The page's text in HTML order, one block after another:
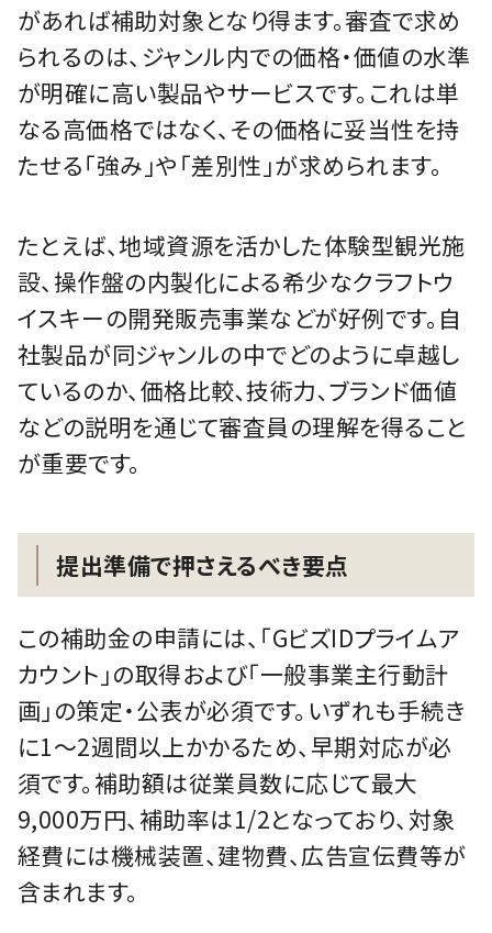
があれば補助対象となり得ます。審査で求め
られるのは、ジャンル内での価格・価値の水準
が明確に高い製品やサービスです。これは単
なる高価格ではなく、その価格に妥当性を持
たせる「強み」や「差別性」が求められます。
たとえば、地域資源を活かした体験型観光施
設、操作盤の内製化による希少なクラフトウ
イスキーの開発販売事業などが好例です。自
社製品が同ジャンルの中でどのように卓越し
ているのか、価格比較､技術力､ブランド価値
などの説明を通じて審査員の理解を得ること
が重要です。
提出準備で押さえるべき要点
この補助金の申請には、「GビズIDプライムア
カウント」の取得および「一般事業主行動計
画」の策定・公表が必須です。いずれも手続き
に1～2週間以上かかるため、早期対応が必
須です。補助額は従業員数に応じて最大
9,000万円、補助率は1/2となっており、対象
経費には機械装置、建物費、広告宣伝費等が
含まれます。